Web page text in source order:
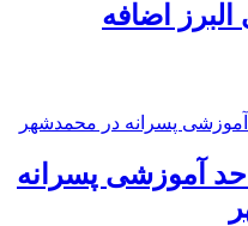
اضافه
آموزشی پسرانه